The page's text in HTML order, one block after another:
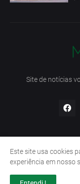
Site de notícias
Início
Este site usa cookies
experiência em nosso